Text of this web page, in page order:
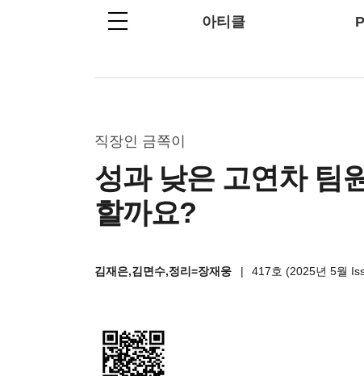
아티클
직장인 금쪽이
성과 낮은 고연차 팀
할까요?
김재은,김면수,정리=장재웅 | 417호 (2025년 5월